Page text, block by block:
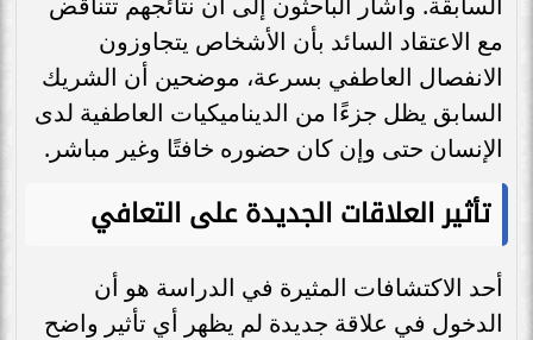
مع الاعتقاد السائد بأن الأشخاص يتجاوزون
الانفصال العاطفي بسرعة، موضحين أن الشريك
السابق يظل جزءًا من الديناميكيات العاطفية لدى
الإنسان حتى وإن كان حضوره خافتًا وغير مباشر.
تأثير العلاقات الجديدة على التعافي
أحد الاكتشافات المثيرة في الدراسة هو أن
الدخول في علاقة جديدة لم يظهر أي تأثير واضح